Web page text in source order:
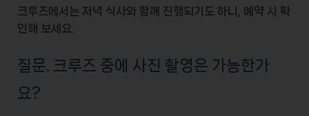
크루즈에서는 저녁 식사와 함께 진행되기도 하니, 예약 시 확
인해 보세요.
질문. 크루즈 중에 사진 촬영은 가능한가
요?